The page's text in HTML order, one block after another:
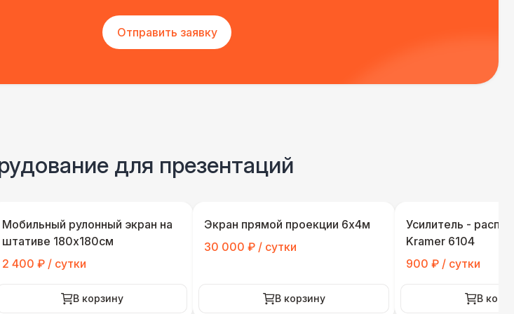
Отправить заявку
для презентаций
Мобильный рулонный экран на
штативе 180х180см
2 400 ₽ / сутки
В корзину
Экран прямой проекции 6х4м
30 000 ₽ / сутки
В корзину
Усилитель -
Kramer 6104
900 ₽ / сутки
В